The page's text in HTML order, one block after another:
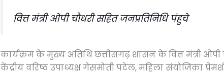
वित्त मंत्री ओपी चौधरी सहित जनप्रतिनिधि पंहुचे
कार्यक्रम के मुख्य अतिथि छत्तीसगढ़ शासन के वित्त मंत्री ओपी
केंद्रीय वरिष्ठ उपाध्यक्ष गेसमोती पटेल, महिला संयोजिका